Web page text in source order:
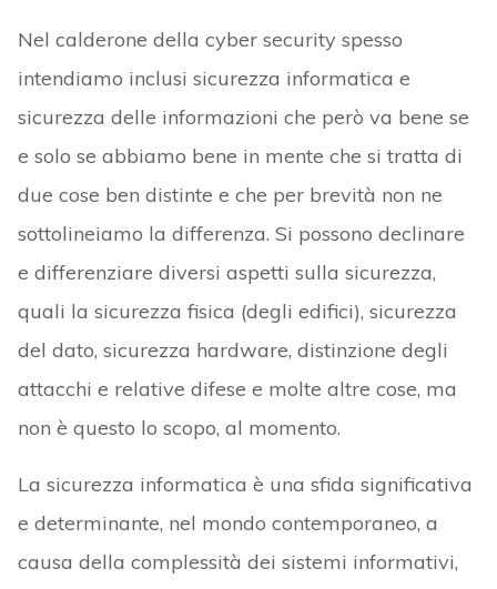
Nel calderone della cyber security spesso
intendiamo inclusi sicurezza informatica e
sicurezza delle informazioni che però va bene se
e solo se abbiamo bene in mente che si tratta di
due cose ben distinte e che per brevità non ne
sottolineiamo la differenza. Si possono declinare
e differenziare diversi aspetti sulla sicurezza,
quali la sicurezza fisica (degli edifici), sicurezza
del dato, sicurezza hardware, distinzione degli
attacchi e relative difese e molte altre cose, ma
non è questo lo scopo, al momento.
La sicurezza informatica è una sfida significativa
e determinante, nel mondo contemporaneo, a
causa della complessità dei sistemi informativi,